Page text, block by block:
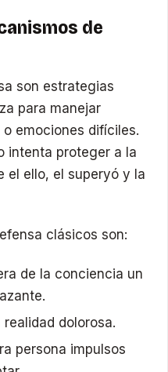
de
son estrategias
para manejar
emociones difíciles.
intenta proteger a la
el ello, el superyó y la
clásicos son:
de la conciencia un
dolorosa.
persona impulsos